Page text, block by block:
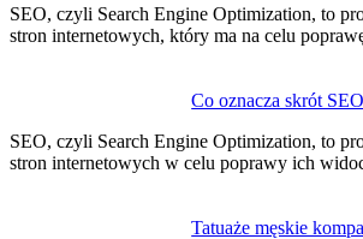
SEO, czyli Search Engine Optimization, to
stron internetowych, który ma na celu
Co oznacza skrót
SEO, czyli Search Engine Optimization, to
stron internetowych w celu poprawy ich
Tatuaże męskie